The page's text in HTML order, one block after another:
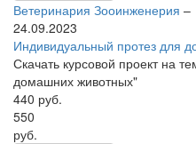
Ветеринария Зооинженерия –
24.09.2023
Индивидуальный протез для
Скачать курсовой проект на
домашних животных"
440 руб.
550
руб.